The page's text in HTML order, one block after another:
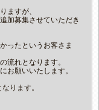
ますが、
加募集させていただき
ったというお客さま
流れとなります。
お願いいたします。
ります。